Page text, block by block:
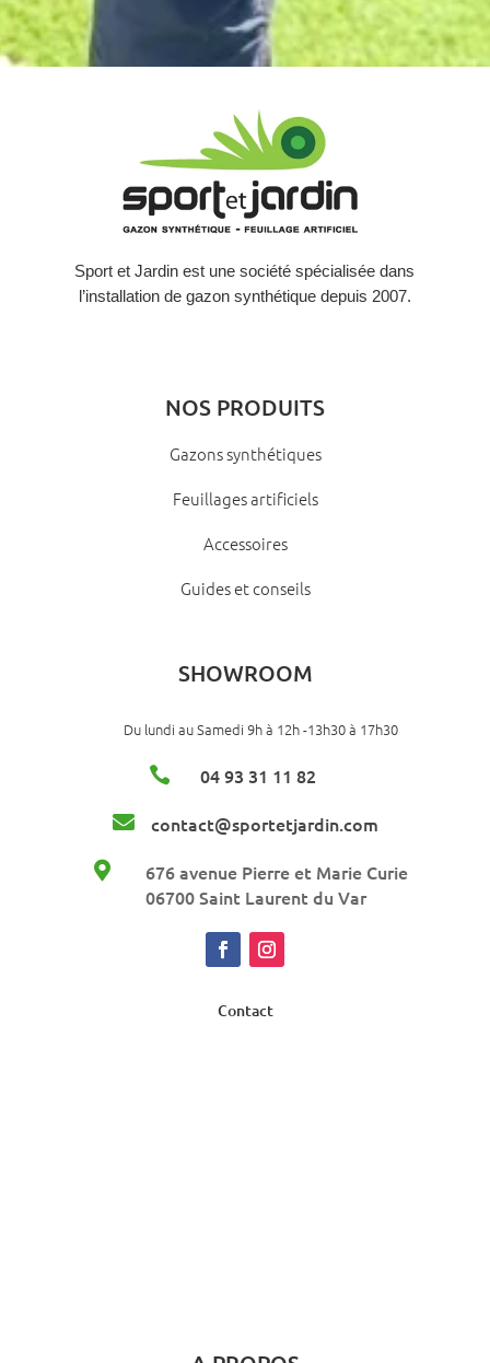
Sport et Jardin est une société spécialisée dans
l’installation de gazon synthétique depuis 2007.
NOS PRODUITS
Gazons synthétiques
Feuillages artificiels
Accessoires
Guides et conseils
SHOWROOM
Du lundi au Samedi 9h à 12h -13h30 à 17h30
 04 93 31 11 82
 contact@sportetjardin.com

676 avenue Pierre et Marie Curie
06700 Saint Laurent du Var
Contact